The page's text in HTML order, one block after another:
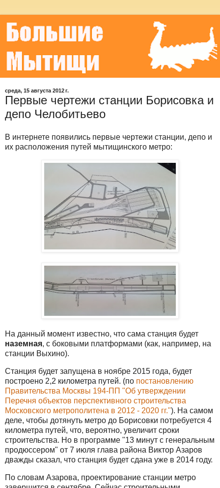
среда, 15 августа 2012 г.
Первые чертежи станции Борисовка и
депо Челобитьево
В интернете появились первые чертежи станции, депо и
их расположения путей мытищинского метро:
На данный момент известно, что сама станция будет
наземная, с боковыми платформами (как, например, на
станции Выхино).
Станция будет запущена в ноябре 2015 года, будет
построено 2,2 километра путей. (по постановлению
Правительства Москвы 194-ПП "Об утверждении
Перечня объектов перспективного строительства
Московского метрополитена в 2012 - 2020 гг."). На самом
деле, чтобы дотянуть метро до Борисовки потребуется 4
километра путей, что, вероятно, увеличит сроки
строительства. Но в программе "13 минут с генеральным
продюссером" от 7 июля глава района Виктор Азаров
дважды сказал, что станция будет сдана уже в 2014 году.
По словам Азарова, проектирование станции метро